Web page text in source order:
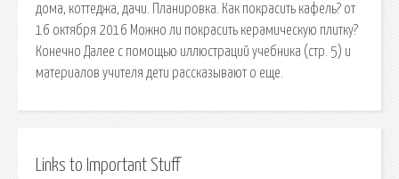
дома, коттеджа, дачи. Планировка. Как покрасить кафель? от
16 октября 2016 Можно ли покрасить керамическую плитку?
Конечно Далее с помощью иллюстраций учебника (стр. 5) и
материалов учителя дети рассказывают о еще.
Links to Important Stuff